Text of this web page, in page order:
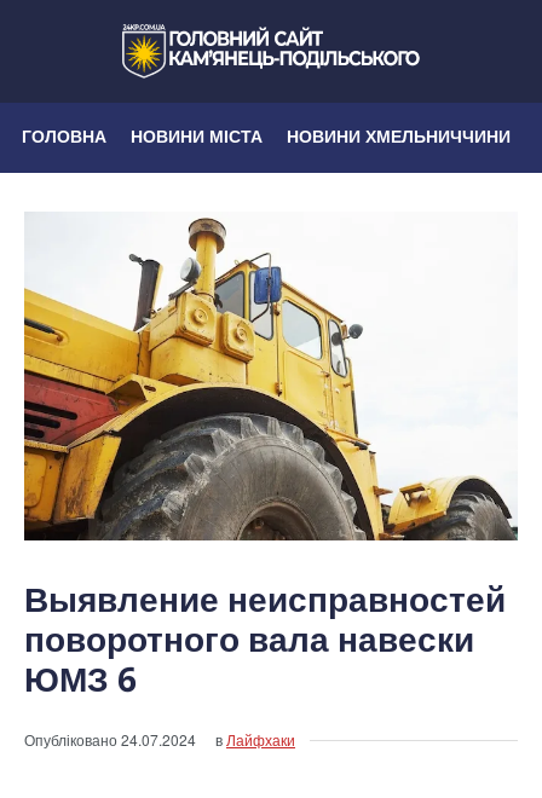
ГОЛОВНА НОВИНИ МІСТА НОВИНИ ХМЕЛЬНИЧЧИНИ
Выявление неисправностей
поворотного вала навески
ЮМЗ 6
Опубліковано24.07.2024 вЛайфхаки